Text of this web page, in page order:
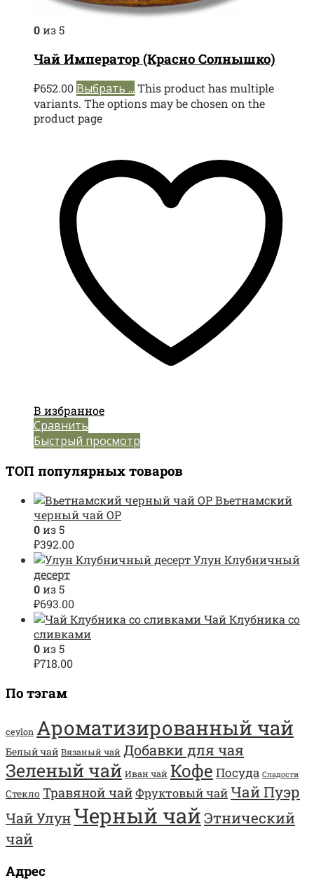
0из 5
Чай Император (Красно Солнышко)
₽652.00 Выбрать ... This product has multiple
variants. The options may be chosen on the
product page
В избранное
Сравнить
Быстрый просмотр
ТОП популярных товаров
Вьетнамский
черный чай OP
0из 5
₽392.00
Улун Клубничный
десерт
0из 5
₽693.00
Чай Клубника со
сливками
0из 5
₽718.00
По тэгам
ceylon Ароматизированный чай
Белый чай Вязаный чай Добавки для чая
Зеленый чай Иван чай Кофе Посуда Сладости
Стекло Травяной чайФруктовый чайЧай Пуэр
Чай УлунЧерный чайЭтнический
чай
Адрес